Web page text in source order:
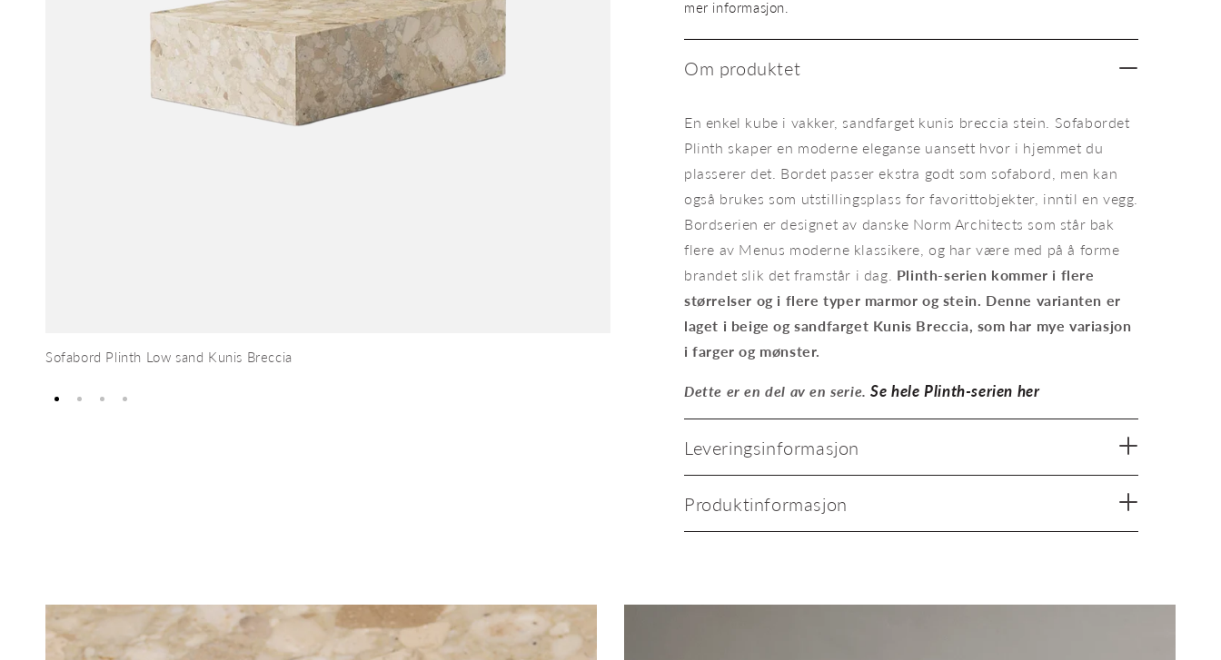
Sofabord Plinth Low sand Kunis Breccia Sofabord Plinth Low sand Kunis Breccia
Plinth
sand
Kunis
Breccia
sand
mer informasjon.
Om produktet
En enkel kube i vakker, sandfarget kunis breccia stein. Sofabordet
Plinth skaper en moderne eleganse uansett hvor i hjemmet du
plasserer det. Bordet passer ekstra godt som sofabord, men kan
også brukes som utstillingsplass for favorittobjekter, inntil en vegg.
Bordserien er designet av danske Norm Architects som står bak
flere av Menus moderne klassikere, og har være med på å forme
brandet slik det framstår i dag. Plinth-serien kommer i flere
størrelser og i flere typer marmor og stein. Denne varianten er
laget i beige og sandfarget Kunis Breccia, som har mye variasjon
i farger og mønster.
Dette er en del av en serie. Se hele Plinth-serien her
Leveringsinformasjon
Produktinformasjon